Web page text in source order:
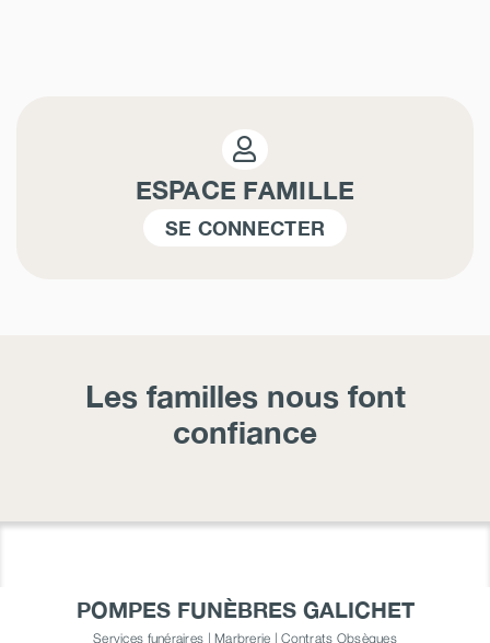
ESPACE FAMILLE
SE CONNECTER
Les familles nous font
confiance
POMPES FUNÈBRES GALICHET
Services funéraires | Marbrerie | Contrats Obsèques